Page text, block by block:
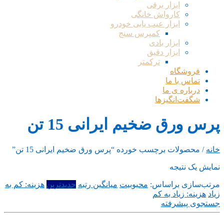
ابزار برقی
کارواش خانگی
ابزار عیب یابی خودرو
کمپرس سنج
ابزار بادی
ابزار دقیق
ترکمتر
فروشگاه
تماس با ما
درباره ی ما
شگفت‌انگیزها
پرس ورق ضخیم ایرانی 15 تن
خانه / محصولات برچسب خورده “پرس ورق ضخیم ایرانی 15 تن”
نمایش یک نتیجه
مرتب‌سازی براساس: محبوبیت میانگین رتبه جدیدترین هزینه: کم به
زیاد هزینه: زیاد به کم
جستجوی پیشرفته